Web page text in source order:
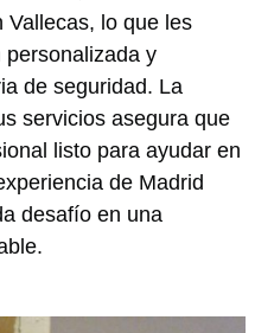
Vallecas, lo que les
personalizada y
de seguridad. La
servicios asegura que
listo para ayudar en
de Madrid
desafío en una